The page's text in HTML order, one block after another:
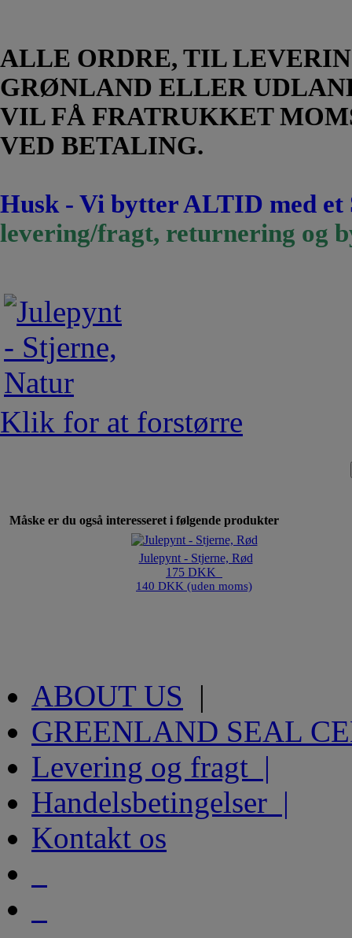
ALLE ORDRE, TIL
GRØNLAND ELLER
VIL FÅ FRATRUKKET
VED BETALING.
Husk - Vi bytter ALTID med
levering/fragt, returnering og
Klik for at forstørre
Måske er du også interesseret i følgende produkter
Julepynt - Stjerne, Rød
175 DKK
140 DKK (uden moms)
ABOUT US |
GREENLAND SEAL
Levering og fragt |
Handelsbetingelser |
Kontakt os